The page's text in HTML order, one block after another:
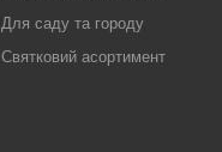
Для саду та городу
Святковий асортимент